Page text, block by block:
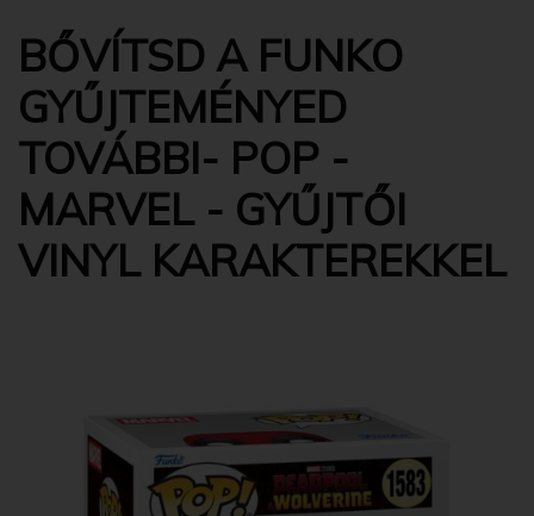
BŐVÍTSD A FUNKO
GYŰJTEMÉNYED
TOVÁBBI- POP -
MARVEL - GYŰJTŐI
VINYL KARAKTEREKKEL